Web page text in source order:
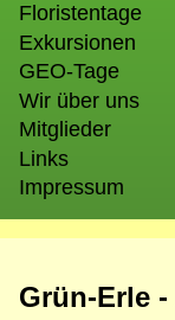
Floristentage
Exkursionen
GEO-Tage
Wir über uns
Mitglieder
Links
Impressum
Grün-Erle -